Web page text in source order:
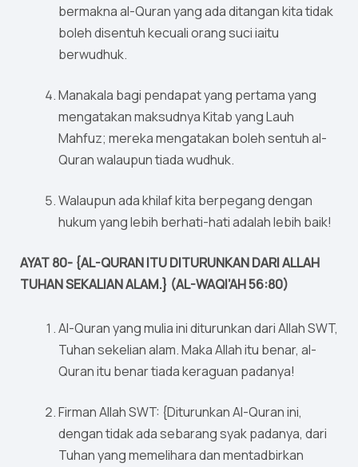
bermakna al-Quran yang ada ditangan kita tidak
boleh disentuh kecuali orang suci iaitu
berwudhuk.
Manakala bagi pendapat yang pertama yang
mengatakan maksudnya Kitab yang Lauh
Mahfuz; mereka mengatakan boleh sentuh al-
Quran walaupun tiada wudhuk.
Walaupun ada khilaf kita berpegang dengan
hukum yang lebih berhati-hati adalah lebih baik!
AYAT 80- {AL-QURAN ITU DITURUNKAN DARI ALLAH
TUHAN SEKALIAN ALAM.} (AL-WAQI’AH 56:80)
Al-Quran yang mulia ini diturunkan dari Allah SWT,
Tuhan sekelian alam. Maka Allah itu benar, al-
Quran itu benar tiada keraguan padanya!
Firman Allah SWT: {Diturunkan Al-Quran ini,
dengan tidak ada sebarang syak padanya, dari
Tuhan yang memelihara dan mentadbirkan